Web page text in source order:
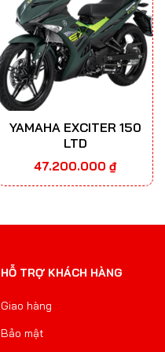
YAMAHA EXCITER 150
LTD
47.200.000 ₫
HỖ TRỢ KHÁCH HÀNG
Giao hàng
Bảo mật